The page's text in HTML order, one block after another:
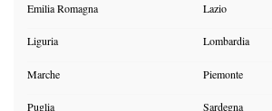
Emilia Romagna Lazio
Liguria Lombardia
Marche Piemonte
Puglia Sardegna